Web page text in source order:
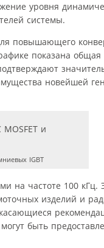
уровня
системы.
повышающего
показана общая
новейшей
IGBT
на частоте 100 кГц.
изделий и
быть